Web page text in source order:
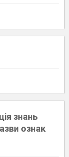
знань
ознак